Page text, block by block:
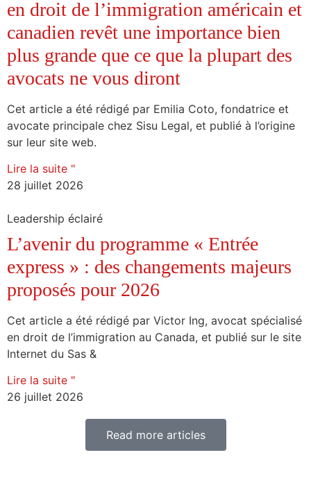
en droit de l’immigration américain et
canadien revêt une importance bien
plus grande que ce que la plupart des
avocats ne vous diront
Cet article a été rédigé par Emilia Coto, fondatrice et
avocate principale chez Sisu Legal, et publié à l’origine
sur leur site web.
Lire la suite "
28 juillet 2026
Leadership éclairé
L’avenir du programme « Entrée
express » : des changements majeurs
proposés pour 2026
Cet article a été rédigé par Victor Ing, avocat spécialisé
en droit de l’immigration au Canada, et publié sur le site
Internet du Sas &
Lire la suite "
26 juillet 2026
Read more articles